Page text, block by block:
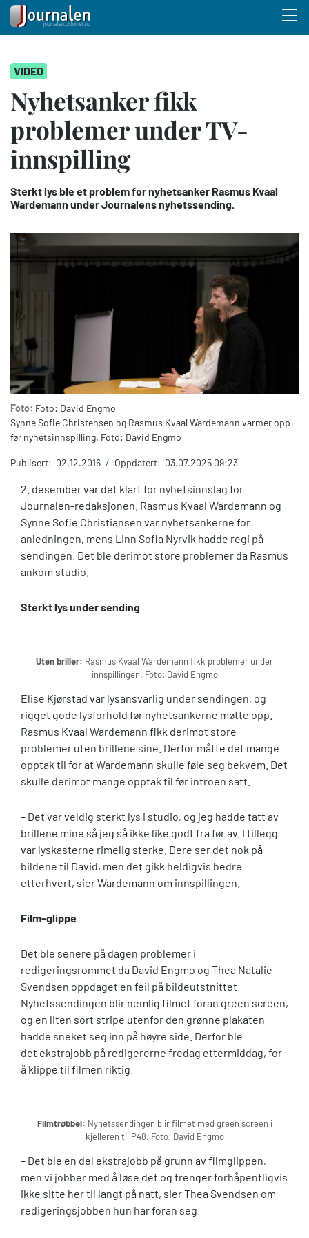
hovedinnhold
VIDEO
Nyhetsanker fikk
problemer under TV-
innspilling
Sterkt lys ble et problem for nyhetsanker Rasmus Kvaal
Wardemann under Journalens nyhetssending.
Foto: Foto: David Engmo
Synne Sofie Christensen og Rasmus Kvaal Wardemann varmer opp
før nyhetsinnspilling. Foto: David Engmo
Publisert: 02.12.2016 / Oppdatert: 03.07.2025 09:23
2. desember var det klart for nyhetsinnslag for
Journalen-redaksjonen. Rasmus Kvaal Wardemann og
Synne Sofie Christiansen var nyhetsankerne for
anledningen, mens Linn Sofia Nyrvik hadde regi på
sendingen. Det ble derimot store problemer da Rasmus
ankom studio.
Sterkt lys under sending
Uten briller: Rasmus Kvaal Wardemann fikk problemer under
innspillingen. Foto: David Engmo
Elise Kjørstad var lysansvarlig under sendingen, og
rigget gode lysforhold før nyhetsankerne møtte opp.
Rasmus Kvaal Wardemann fikk derimot store
problemer uten brillene sine. Derfor måtte det mange
opptak til for at Wardemann skulle føle seg bekvem. Det
skulle derimot mange opptak til før introen satt.
– Det var veldig sterkt lys i studio, og jeg hadde tatt av
brillene mine så jeg så ikke like godt fra før av. I tillegg
var lyskasterne rimelig sterke. Dere ser det nok på
bildene til David, men det gikk heldigvis bedre
etterhvert, sier Wardemann om innspillingen.
Film-glippe
Det ble senere på dagen problemer i
redigeringsrommet da David Engmo og Thea Natalie
Svendsen oppdaget en feil på bildeutstnittet.
Nyhetssendingen blir nemlig filmet foran green screen,
og en liten sort stripe utenfor den grønne plakaten
hadde sneket seg inn på høyre side. Derfor ble
det ekstrajobb på redigererne fredag ettermiddag, for
å klippe til filmen riktig.
Filmtrøbbel: Nyhetssendingen blir filmet med green screen i
kjelleren til P48. Foto: David Engmo
– Det ble en del ekstrajobb på grunn av filmglippen,
men vi jobber med å løse det og trenger forhåpentligvis
ikke sitte her til langt på natt, sier Thea Svendsen om
redigeringsjobben hun har foran seg.